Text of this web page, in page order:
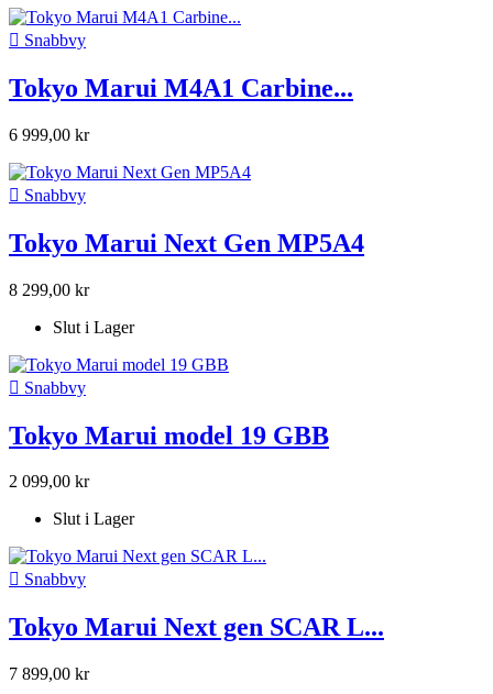
 Snabbvy
Tokyo Marui M4A1 Carbine...
6 999,00 kr
 Snabbvy
Tokyo Marui Next Gen MP5A4
8 299,00 kr
Slut i Lager
 Snabbvy
Tokyo Marui model 19 GBB
2 099,00 kr
Slut i Lager
 Snabbvy
Tokyo Marui Next gen SCAR L...
7 899,00 kr